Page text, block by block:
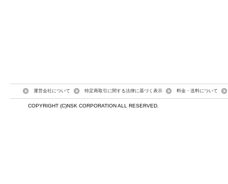
運営会社について 特定商取引に関する法律に基づく表示 料金・送料について
COPYRIGHT (C)NSK CORPORATION ALL RESERVED.